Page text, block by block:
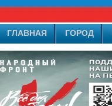
ГЛАВНАЯ ГОРОД